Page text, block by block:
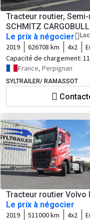
Tracteur routier,
SCHMITZ
Le prix à négocier
2019 626708 km 4x2
Capacité de chargement:
France, Perpignan
SYLTRAILER/ RAMASSOT
Tracteur routier Volvo
Le prix à négocier
2019 511000 km 4x2